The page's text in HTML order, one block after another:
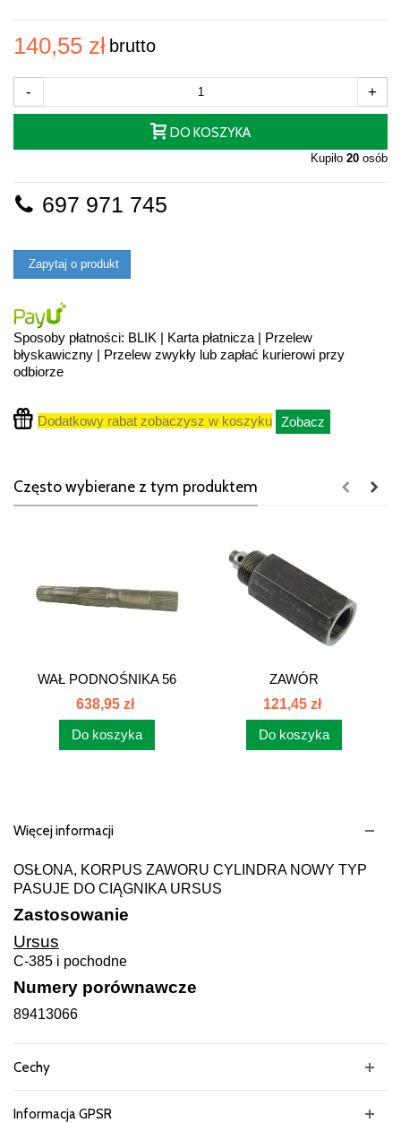
140,55 zł brutto
- +
DO KOSZYKA
Kupiło 20 osób
697 971 745
Zapytaj o produkt
Sposoby płatności: BLIK | Karta płatnicza | Przelew
błyskawiczny | Przelew zwykły lub zapłać kurierowi przy
odbiorze
Dodatkowy rabat zobaczysz w koszyku Zobacz
Często wybierane z tym produktem
WAŁ PODNOŚNIKA 56
cm C-385 89400101
638,95 zł
Do koszyka
ZAWÓR
BEZPECZEŃSTWA...
121,45 zł
Do koszyka
Więcej informacji
OSŁONA, KORPUS ZAWORU CYLINDRA NOWY TYP
PASUJE DO CIĄGNIKA URSUS
Zastosowanie
Ursus
C-385 i pochodne
Numery porównawcze
89413066
Cechy
Informacja GPSR